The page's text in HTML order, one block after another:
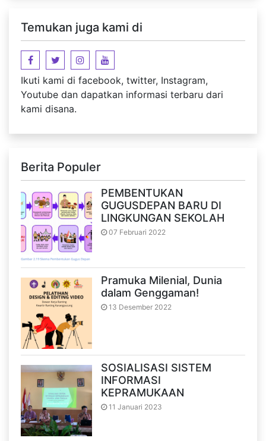
Temukan juga kami di
Ikuti kami di facebook, twitter, Instagram,
Youtube dan dapatkan informasi terbaru dari
kami disana.
Berita Populer
PEMBENTUKAN
GUGUSDEPAN BARU DI
LINGKUNGAN SEKOLAH
07 Februari 2022
Pramuka Milenial, Dunia
dalam Genggaman!
13 Desember 2022
SOSIALISASI SISTEM
INFORMASI
KEPRAMUKAAN
11 Januari 2023